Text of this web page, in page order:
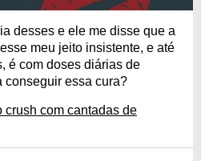
desses e ele me disse que a
meu jeito insistente, e até
é com doses diárias de
conseguir essa cura?
crush com cantadas de